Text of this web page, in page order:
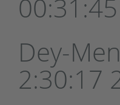
Dey-
2:30:17